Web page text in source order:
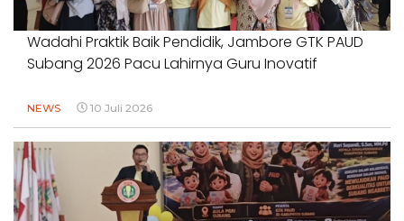
Wadahi Praktik Baik Pendidik, Jambore GTK PAUD
Subang 2026 Pacu Lahirnya Guru Inovatif
NEWS 10 Juli 2026